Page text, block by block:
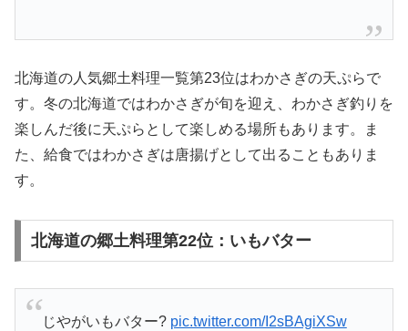
北海道の人気郷土料理一覧第23位はわかさぎの天ぷらで
す。冬の北海道ではわかさぎが旬を迎え、わかさぎ釣りを
楽しんだ後に天ぷらとして楽しめる場所もあります。ま
た、給食ではわかさぎは唐揚げとして出ることもありま
す。
北海道の郷土料理第22位：いもバター
じやがいもバター? pic.twitter.com/I2sBAgiXSw